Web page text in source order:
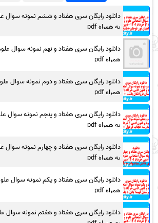
دانلود رایگان سری هفتاد و ششم نمونه سوال
به همراه pdf
دانلود رایگان سری هفتاد و نهم نمونه سوال
همراه pdf
دانلود رایگان سری هفتاد و دوم نمونه سوال
همراه pdf
دانلود رایگان سری هفتاد و پنجم نمونه سوال
به همراه pdf
دانلود رایگان سری هفتاد و چهارم نمونه
به همراه pdf
دانلود رایگان سری هفتاد و یکم نمونه سوال
همراه pdf
دانلود رایگان سری هفتاد و هفتم نمونه سوال